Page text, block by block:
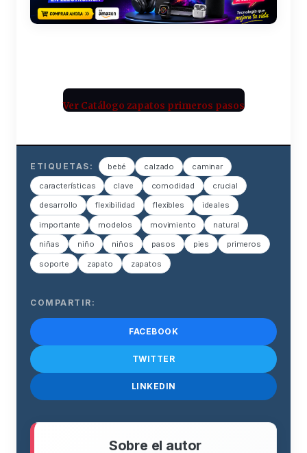
Ver Catálogo zapatos primeros pasos
ETIQUETAS: bebé calzado caminar
características clave comodidad crucial
desarrollo flexibilidad flexibles ideales
importante modelos movimiento natural
niñas niño niños pasos pies primeros
soporte zapato zapatos
COMPARTIR:
FACEBOOK
TWITTER
LINKEDIN
Sobre el autor